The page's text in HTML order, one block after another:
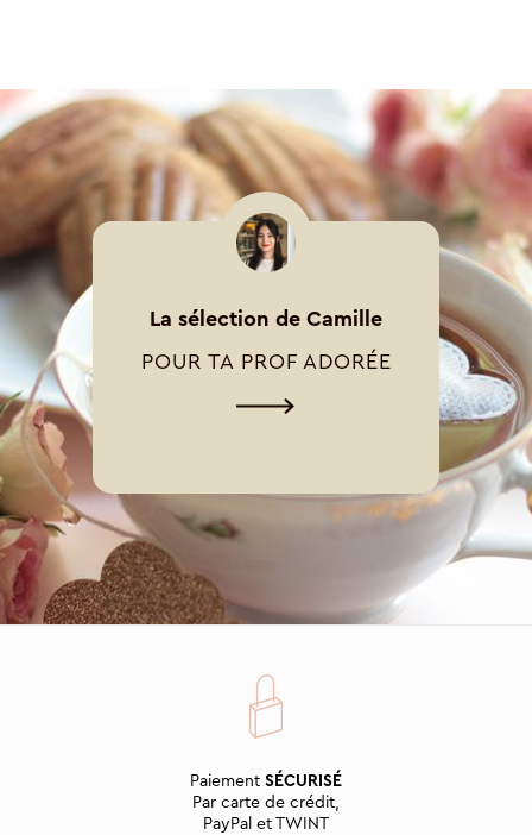
La sélection de Camille
POUR TA PROF ADORÉE
Paiement SÉCURISÉ
Par carte de crédit,
PayPal et TWINT